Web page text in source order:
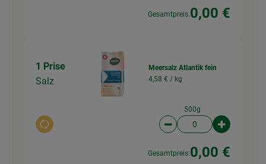
Gesamtpreis:0,00 €
1 Prise
Salz
Auswahl ändern
Meersalz Atlantik fein
4,58 € / kg
500g
Artikelanzahl
Gesamtpreis:0,00 €